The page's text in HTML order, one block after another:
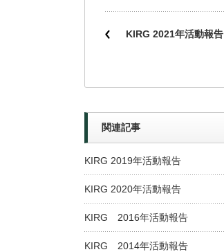
KIRG 2021年活動報告
関連記事
KIRG 2019年活動報告
KIRG 2020年活動報告
KIRG 2016年活動報告
KIRG 2014年活動報告